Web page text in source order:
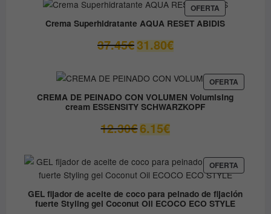
era:
59.05€.
es:
41.33€.
OFERTAPRODUCTO
EN
OFERTA
Crema Superhidratante AQUA RESET ABIDIS
37.45€ El
precio
era:
37.45€.
31.80€El
precio
es:
31.80€.
OFERTA
EN
CREMA DE PEINADO CON VOLUMEN Volumising
cream ESSENSITY SCHWARZKOPF
12.30€El
precio
era:
12.30€.
6.15€El
precio
es:
6.15€.
OFERTA
EN
GEL fijador de aceite de coco para peinado de fijación
fuerte Styling gel Coconut Oil ECOCO ECO STYLE